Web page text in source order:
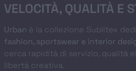
VELOCITÀ, QUALITÀ E
Urban è la collezione Sublitex
fashion, sportswear e interior
cerca rapidità di servizio, qualità
libertà creativa.